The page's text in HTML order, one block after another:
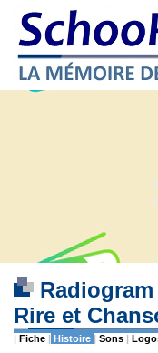
Rire et
| Fiche | Histoire | Sons |